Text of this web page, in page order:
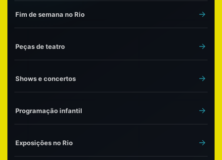
Fim de semana no Rio
Peças de teatro
Shows e concertos
Programação infantil
Exposições no Rio